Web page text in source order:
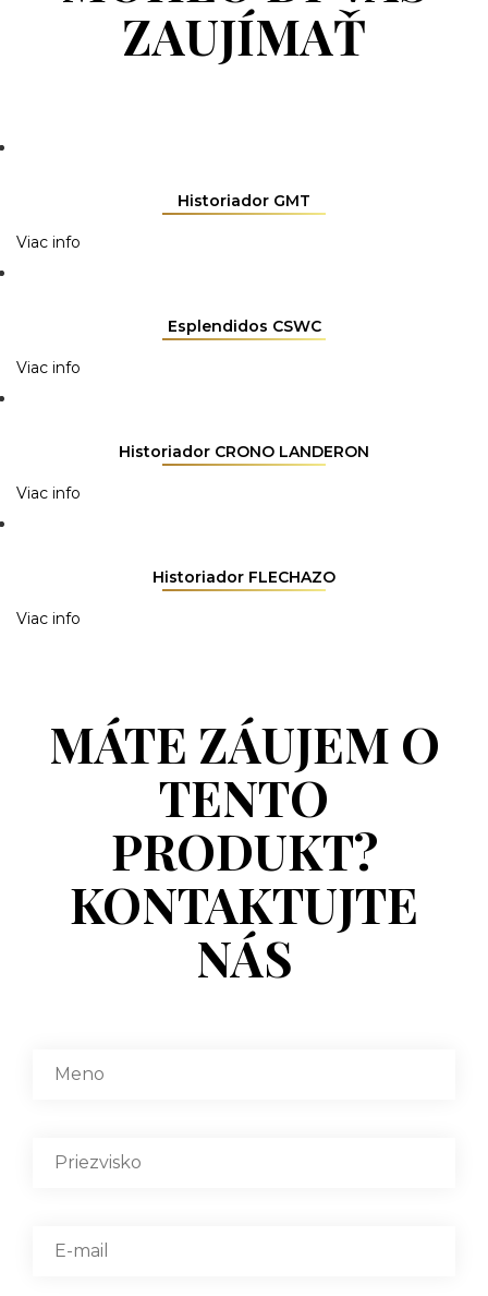
ZAUJÍMAŤ
Historiador GMT
Viac info
Esplendidos CSWC
Viac info
Historiador CRONO LANDERON
Viac info
Historiador FLECHAZO
Viac info
MÁTE ZÁUJEM O
TENTO
PRODUKT?
KONTAKTUJTE
NÁS